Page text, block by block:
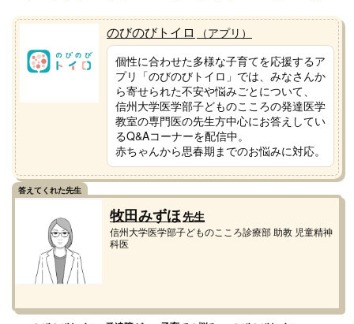
のびのびトイロ
（アプリ）
個性に合わせた多様な子育てを応援するア
プリ「のびのびトイロ」では、みなさんか
ら寄せられた不安や悩みごとについて、
信州大学医学部子どものこころの発達医学
教室の専門医の先生方中心にお答えしてい
るQ&Aコーナーを配信中。
赤ちゃんから思春期までのお悩みに対応。
牧田みずほ先生
信州大学医学部子どものこころ診療部 助教 児童精神
科医